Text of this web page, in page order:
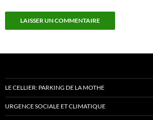
LE CELLIER: PARKING DE LA MOTHE
URGENCE SOCIALE ET CLIMATIQUE